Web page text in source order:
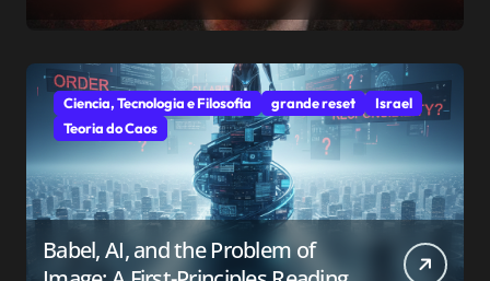
Ciencia, Tecnologia e Filosofia grande reset
Israel
Teoria do Caos
Babel, AI, and the Problem of